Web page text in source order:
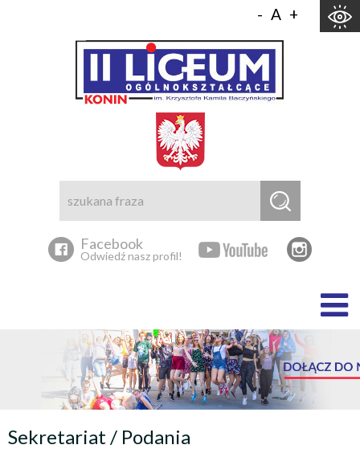
Skocz do zawartości
- A +
Facebook
Odwiedź nasz profil!
Sekretariat / Podania